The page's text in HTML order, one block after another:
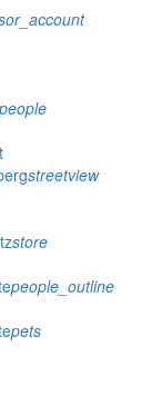
people
streetview
store
people_outline
pets